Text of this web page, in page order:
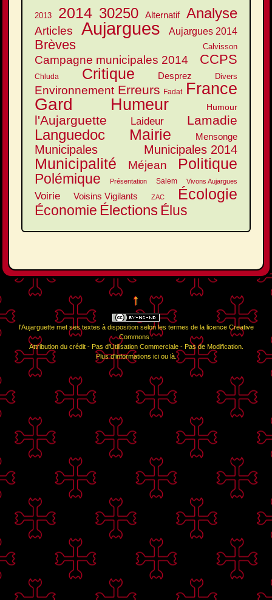
2013 2014 30250 Alternatif Analyse
Articles Aujargues Aujargues 2014
Brèves Calvisson
Campagne municipales 2014 CCPS
Chluda Critique Desprez Divers
Environnement Erreurs Fadat France
Gard Humeur Humour
l'Aujarguette Laideur Lamadie
Languedoc Mairie Mensonge
Municipales Municipales 2014
Municipalité Méjean Politique
Polémique Présentation Salem Vivons Aujargues
Voirie Voisins Vigilants ZAC Écologie
Économie ÉlectionsÉlus
↑
l'Aujarguettemet ses textes à disposition selon les termes de la licence Creative
Commons :
Attribution du crédit - Pas d'Utilisation Commerciale - Pas de Modification.
Plus d'informations iciou là.